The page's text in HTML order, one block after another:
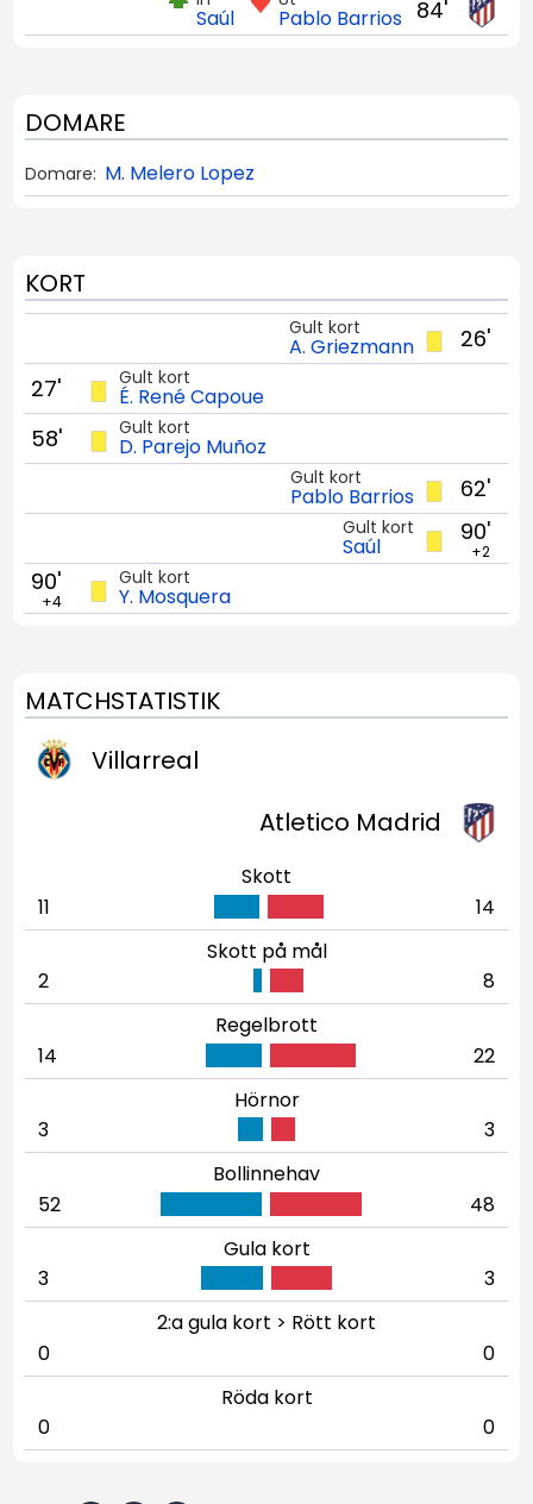
84'
Pablo Barrios
Saúl
DOMARE
Domare: M. Melero Lopez
KORT
26'
Gult kort
A. Griezmann
Gult kort
É. René Capoue
27'
Gult kort
D. Parejo Muñoz
58'
62'
Gult kort
Pablo Barrios
90'
+2
Gult kort
Saúl
Gult kort
Y. Mosquera
90'
+4
MATCHSTATISTIK
Villarreal
Atletico Madrid
Skott
11
14
Skott på mål
2
8
Regelbrott
14
22
Hörnor
3
3
Bollinnehav
52
48
Gula kort
3
3
2:a gula kort > Rött kort
0
0
Röda kort
0
0